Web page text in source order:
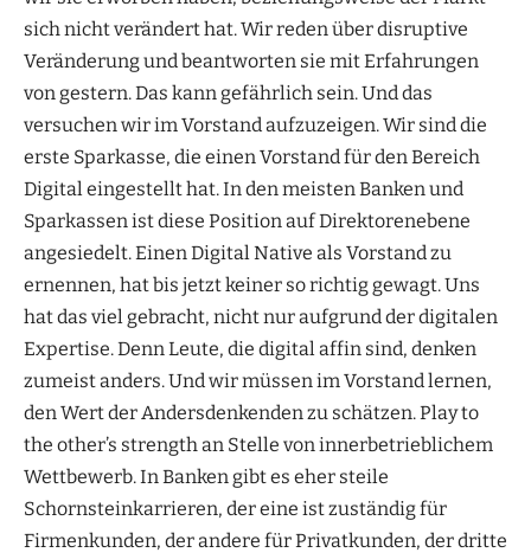
sich nicht verändert hat. Wir reden über disruptive
Veränderung und beantworten sie mit Erfahrungen
von gestern. Das kann gefährlich sein. Und das
versuchen wir im Vorstand aufzuzeigen. Wir sind die
erste Sparkasse, die einen Vorstand für den Bereich
Digital eingestellt hat. In den meisten Banken und
Sparkassen ist diese Position auf Direktorenebene
angesiedelt. Einen Digital Native als Vorstand zu
ernennen, hat bis jetzt keiner so richtig gewagt. Uns
hat das viel gebracht, nicht nur aufgrund der digitalen
Expertise. Denn Leute, die digital affin sind, denken
zumeist anders. Und wir müssen im Vorstand lernen,
den Wert der Andersdenkenden zu schätzen. Play to
the other’s strength an Stelle von innerbetrieblichem
Wettbewerb. In Banken gibt es eher steile
Schornsteinkarrieren, der eine ist zuständig für
Firmenkunden, der andere für Privatkunden, der dritte